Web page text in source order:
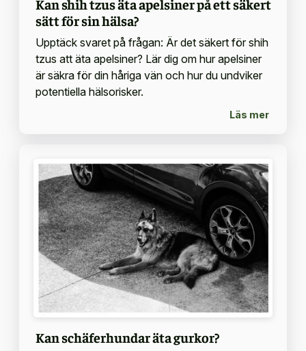
Kan shih tzus äta apelsiner på ett säkert
sätt för sin hälsa?
Upptäck svaret på frågan: Är det säkert för shih
tzus att äta apelsiner? Lär dig om hur apelsiner
är säkra för din håriga vän och hur du undviker
potentiella hälsorisker.
Läs mer
Kan schäferhundar äta gurkor?